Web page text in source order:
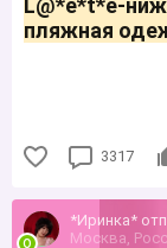
L@*е*t*е-
пляжная
3317
*Иринка*
Москва,